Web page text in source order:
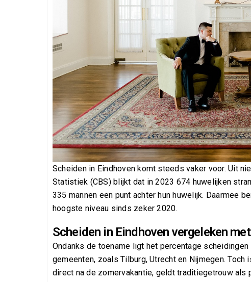
Scheiden in Eindhoven komt steeds vaker voor. Uit
Statistiek (CBS) blijkt dat in 2023 674 huwelijken
335 mannen een punt achter hun huwelijk. Daarmee
hoogste niveau sinds zeker 2020.
Scheiden in Eindhoven vergeleken
Ondanks de toename ligt het percentage
gemeenten, zoals Tilburg, Utrecht en Nijmegen.
direct na de zomervakantie, geldt traditiegetrouw